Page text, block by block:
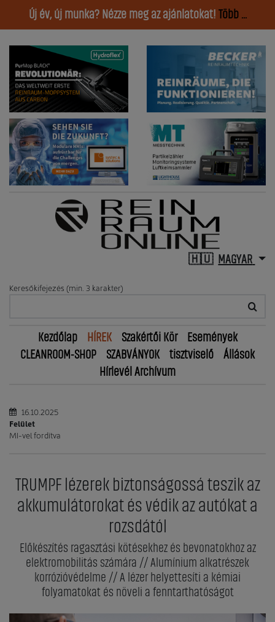
Új év, új munka? Nézze meg az ajánlatokat! Több ...
MAGYAR
Keresőkifejezés (min. 3 karakter)
Kezdőlap HÍREK Szakértői Kör
Események
CLEANROOM-SHOP
SZABVÁNYOK tisztviselő
Állások
Hírlevél Archívum
16.10.2025
Felület
MI-vel fordítva
TRUMPF lézerek biztonságossá teszik az
akkumulátorokat és védik az autókat a
rozsdától
Előkészítés ragasztási kötésekhez és bevonatokhoz az
elektromobilitás számára // Alumínium alkatrészek
korrózióvédelme // A lézer helyettesíti a kémiai
folyamatokat és növeli a fenntarthatóságot